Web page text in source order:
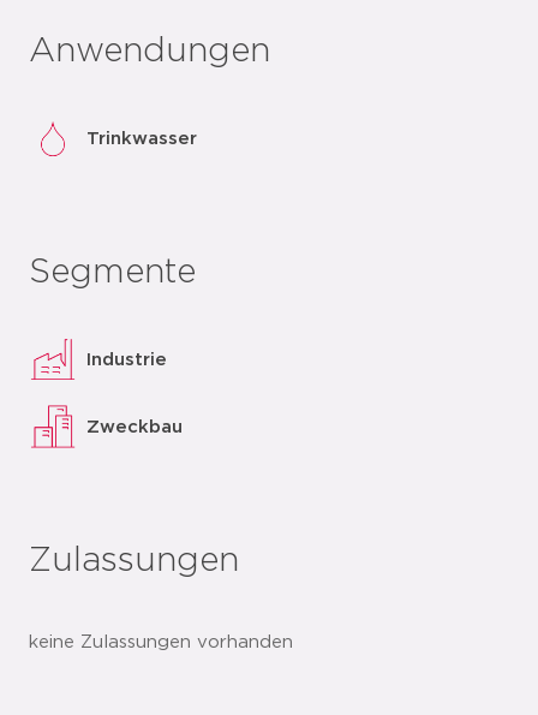
Anwendungen
Trinkwasser
Segmente
Industrie
Zweckbau
Zulassungen
keine Zulassungen vorhanden